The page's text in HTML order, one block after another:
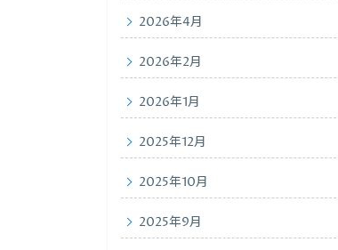
2026年4月
2026年2月
2026年1月
2025年12月
2025年10月
2025年9月